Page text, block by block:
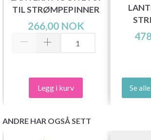
TIL STRØMPEPINNER
266,00 NOK
Legg i kurv Se
ANDRE HAR OGSÅ SETT